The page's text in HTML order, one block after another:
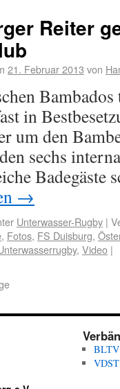
Reiter
21. Februar 2013 von
Bambados
in
um den
sechs
Badegäste
→
Unterwasser-Rugby |
, Fotos, FS Duisburg,
, Video |
BLTV